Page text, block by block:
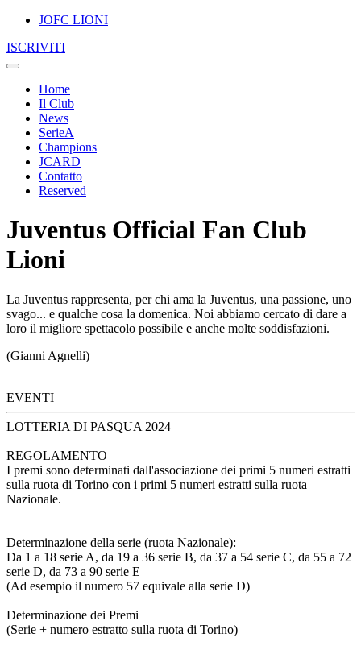
JOFC LIONI
ISCRIVITI
Home
Il Club
News
SerieA
Champions
JCARD
Contatto
Reserved
Juventus Official Fan Club
Lioni
La Juventus rappresenta, per chi ama la Juventus, una passione, uno
svago... e qualche cosa la domenica. Noi abbiamo cercato di dare a
loro il migliore spettacolo possibile e anche molte soddisfazioni.
(Gianni Agnelli)
EVENTI
LOTTERIA DI PASQUA 2024
REGOLAMENTO
I premi sono determinati dall'associazione dei primi 5 numeri estratti
sulla ruota di Torino con i primi 5 numeri estratti sulla ruota
Nazionale.
Determinazione della serie (ruota Nazionale):
Da 1 a 18 serie A, da 19 a 36 serie B, da 37 a 54 serie C, da 55 a 72
serie D, da 73 a 90 serie E
(Ad esempio il numero 57 equivale alla serie D)
Determinazione dei Premi
(Serie + numero estratto sulla ruota di Torino)